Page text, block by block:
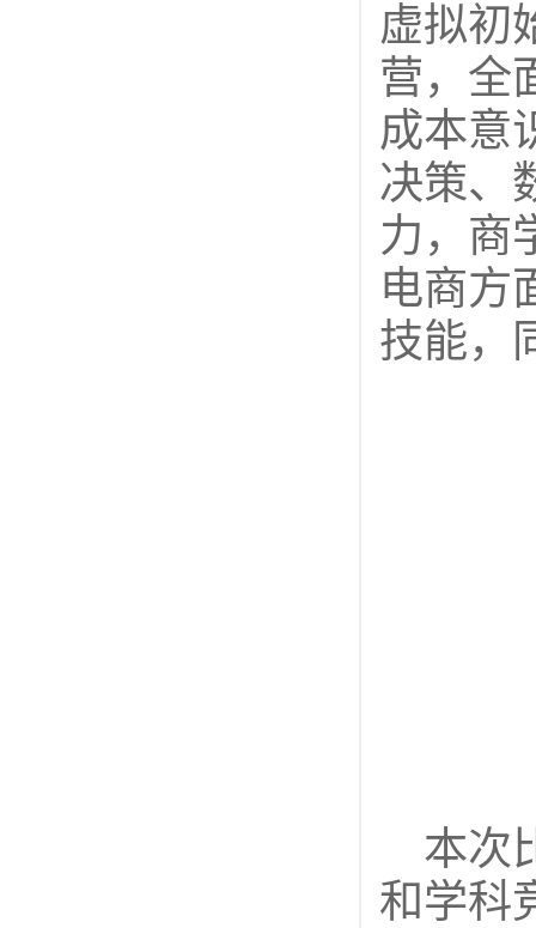
虚拟初
营，全
成本意
决策、
力，商
电商方
技能，
本次
和学科